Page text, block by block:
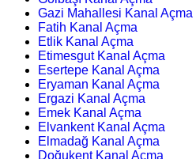
Gazi Mahallesi Kanal Açma
Fatih Kanal Açma
Etlik Kanal Açma
Etimesgut Kanal Açma
Esertepe Kanal Açma
Eryaman Kanal Açma
Ergazi Kanal Açma
Emek Kanal Açma
Elvankent Kanal Açma
Elmadağ Kanal Açma
Doğukent Kanal Açma